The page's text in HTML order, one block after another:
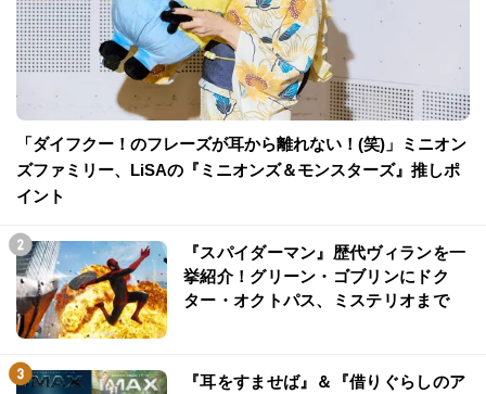
「ダイフクー！のフレーズが耳から離れない！(笑)」ミニオン
ズファミリー、LiSAの『ミニオンズ＆モンスターズ』推しポ
イント
『スパイダーマン』歴代ヴィランを一
挙紹介！グリーン・ゴブリンにドク
ター・オクトパス、ミステリオまで
『耳をすませば』＆『借りぐらしのア